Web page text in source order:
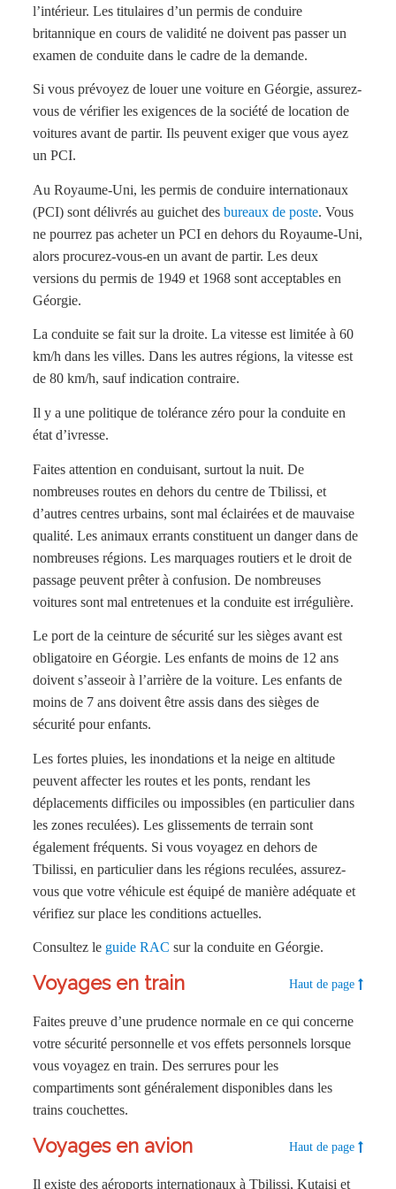
l’intérieur. Les titulaires d’un permis de conduire
britannique en cours de validité ne doivent pas passer un
examen de conduite dans le cadre de la demande.
Si vous prévoyez de louer une voiture en Géorgie, assurez-
vous de vérifier les exigences de la société de location de
voitures avant de partir. Ils peuvent exiger que vous ayez
un PCI.
Au Royaume-Uni, les permis de conduire internationaux
(PCI) sont délivrés au guichet desbureaux de poste. Vous
ne pourrez pas acheter un PCI en dehors du Royaume-Uni,
alors procurez-vous-en un avant de partir. Les deux
versions du permis de 1949 et 1968 sont acceptables en
Géorgie.
La conduite se fait sur la droite. La vitesse est limitée à 60
km/h dans les villes. Dans les autres régions, la vitesse est
de 80 km/h, sauf indication contraire.
Il y a une politique de tolérance zéro pour la conduite en
état d’ivresse.
Faites attention en conduisant, surtout la nuit. De
nombreuses routes en dehors du centre de Tbilissi, et
d’autres centres urbains, sont mal éclairées et de mauvaise
qualité. Les animaux errants constituent un danger dans de
nombreuses régions. Les marquages routiers et le droit de
passage peuvent prêter à confusion. De nombreuses
voitures sont mal entretenues et la conduite est irrégulière.
Le port de la ceinture de sécurité sur les sièges avant est
obligatoire en Géorgie. Les enfants de moins de 12 ans
doivent s’asseoir à l’arrière de la voiture. Les enfants de
moins de 7 ans doivent être assis dans des sièges de
sécurité pour enfants.
Les fortes pluies, les inondations et la neige en altitude
peuvent affecter les routes et les ponts, rendant les
déplacements difficiles ou impossibles (en particulier dans
les zones reculées). Les glissements de terrain sont
également fréquents. Si vous voyagez en dehors de
Tbilissi, en particulier dans les régions reculées, assurez-
vous que votre véhicule est équipé de manière adéquate et
vérifiez sur place les conditions actuelles.
Consultez le guide RAC sur la conduite en Géorgie.
Voyages en train Haut de page
Faites preuve d’une prudence normale en ce qui concerne
votre sécurité personnelle et vos effets personnels lorsque
vous voyagez en train. Des serrures pour les
compartiments sont généralement disponibles dans les
trains couchettes.
Voyages en avion Haut de page
Il existe des aéroports internationaux à Tbilissi, Kutaisi et